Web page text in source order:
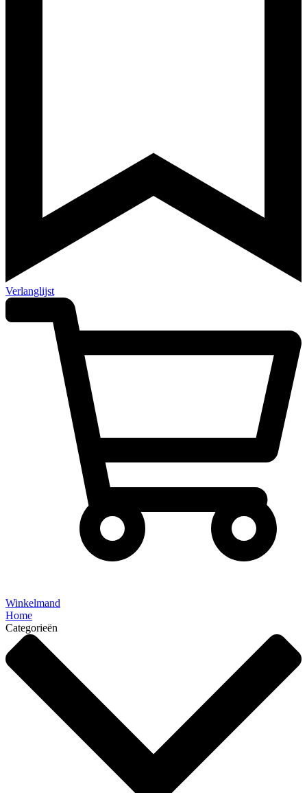
Verlanglijst
Winkelmand
Home
Categorieën